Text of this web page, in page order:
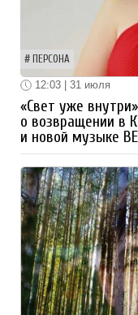
ПЕРСОНА
12:03 | 31 июля
«Свет уже
о возвращении в
и новой музыке